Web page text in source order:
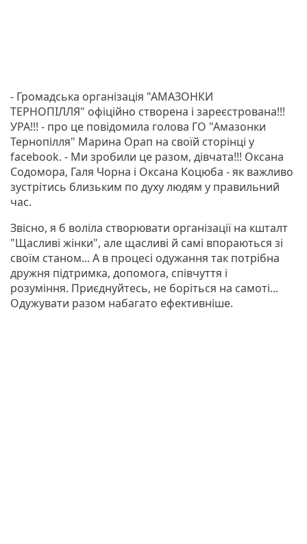
- Громадська організація "АМАЗОНКИ
ТЕРНОПІЛЛЯ" офіційно створена і зареєстрована!!!
УРА!!! - про це повідомила голова ГО "Амазонки
Тернопілля" Марина Орап на своїй сторінці у
facebook. - Ми зробили це разом, дівчата!!! Оксана
Содомора, Галя Чорна і Оксана Коцюба - як важливо
зустрітись близьким по духу людям у правильний
час.
Звісно, я б воліла створювати організації на кшталт
"Щасливі жінки", але щасливі й самі впораються зі
своїм станом... А в процесі одужання так потрібна
дружня підтримка, допомога, співчуття і
розуміння. Приєднуйтесь, не боріться на самоті...
Одужувати разом набагато ефективніше.